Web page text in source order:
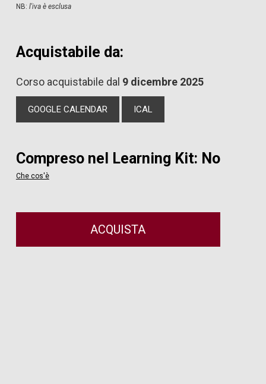
NB: l'iva è esclusa
Acquistabile da:
Corso acquistabile dal 9 dicembre 2025
GOOGLE CALENDAR ICAL
Compreso nel Learning Kit: No
Che cos'è
ACQUISTA